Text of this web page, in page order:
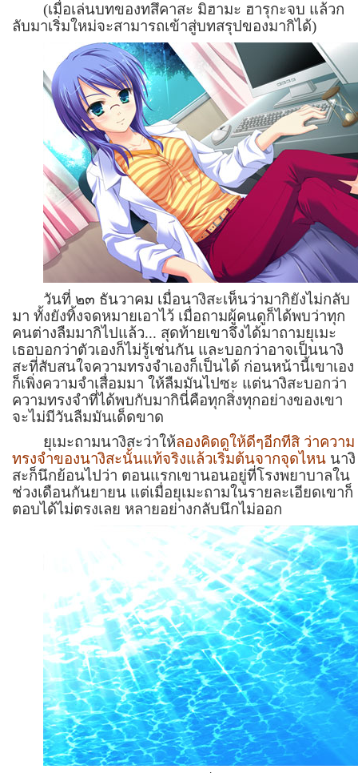
(เมื่อเล่นบทของทสึคาสะ มิฮามะ ฮารุกะจบ แล้วก
ลับมาเริ่มใหม่จะสามารถเข้าสู่บทสรุปของมากิได้)
วันที่ ๒๓ ธันวาคม เมื่อนางิสะเห็นว่ามากิยังไม่กลับ
มา ทั้งยังทิ้งจดหมายเอาไว้ เมื่อถามผู้คนดูก็ได้พบว่าทุก
คนต่างลืมมากิไปแล้ว... สุดท้ายเขาจึงได้มาถามยุเมะ
เธอบอกว่าตัวเองก็ไม่รู้เช่นกัน และบอกว่าอาจเป็นนางิ
สะที่สับสนใจความทรงจำเองก็เป็นได้ ก่อนหน้านี้เขาเอง
ก็เพิ่งความจำเสื่อมมา ให้ลืมมันไปซะ แต่นางิสะบอกว่า
ความทรงจำที่ได้พบกับมากินี่คือทุกสิ่งทุกอย่างของเขา
จะไม่มีวันลืมมันเด็ดขาด
ยุเมะถามนางิสะว่าให้ลองคิดดูให้ดีๆอีกทีสิ ว่าความ
ทรงจำของนางิสะนั้นแท้จริงแล้วเริ่มต้นจากจุดไหน นางิ
สะก็นึกย้อนไปว่า ตอนแรกเขานอนอยู่ที่โรงพยาบาลใน
ช่วงเดือนกันยายน แต่เมื่อยุเมะถามในรายละเอียดเขาก็
ตอบได้ไม่ตรงเลย หลายอย่างกลับนึกไม่ออก